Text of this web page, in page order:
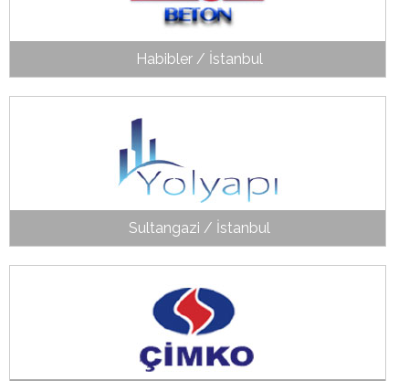
Habibler / İstanbul
Sultangazi / İstanbul